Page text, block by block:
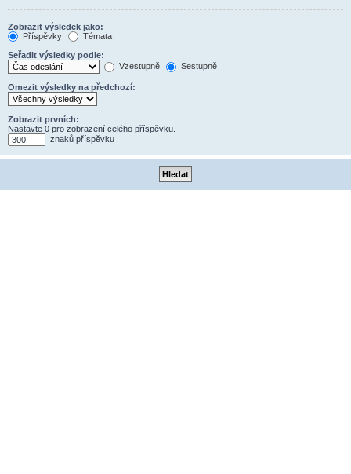
Zobrazit výsledek jako:
Příspěvky
Témata
Seřadit výsledky podle:
Vzestupně
Sestupně
Omezit výsledky na předchozí:
Zobrazit prvních:
Nastavte 0 pro zobrazení celého příspěvku.
znaků příspěvku